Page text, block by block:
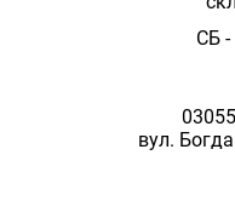
СБ
вул.